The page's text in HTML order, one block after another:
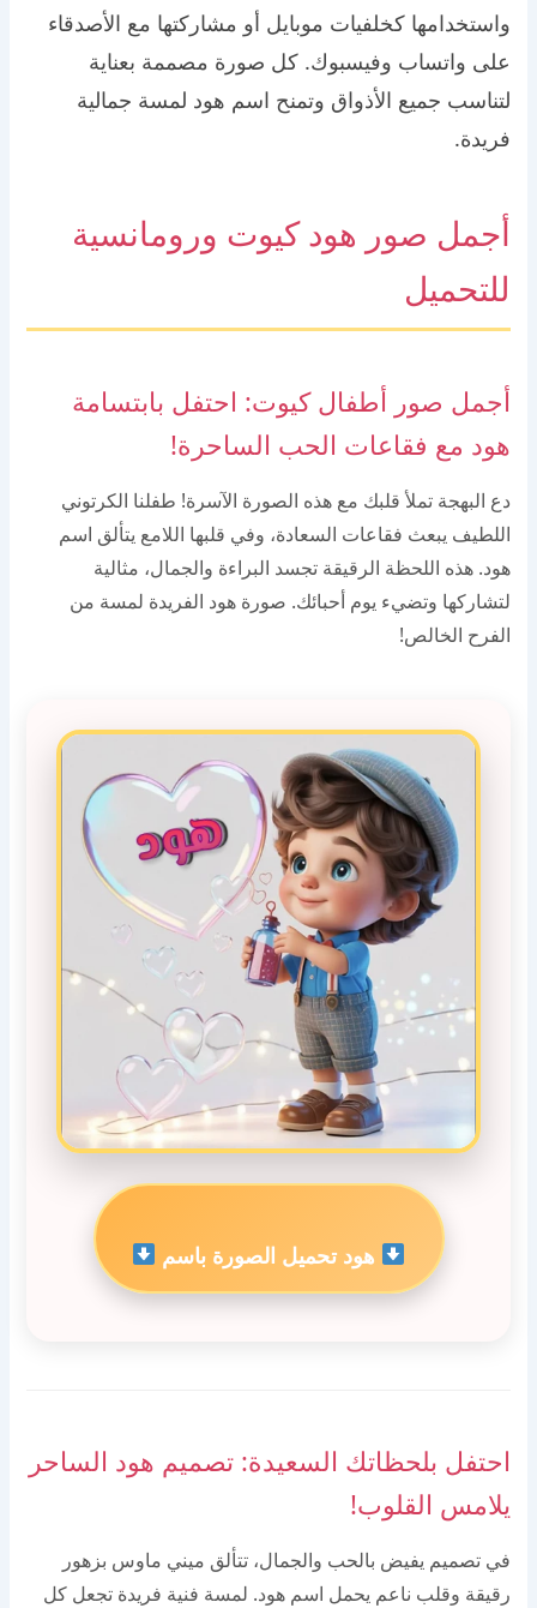
واستخدامها كخلفيات موبايل أو مشاركتها مع الأصدقاء
على واتساب وفيسبوك. كل صورة مصممة بعناية
لتناسب جميع الأذواق وتمنح اسم هود لمسة جمالية
فريدة.
أجمل صور هود كيوت ورومانسية
للتحميل
أجمل صور أطفال كيوت: احتفل بابتسامة
هود مع فقاعات الحب الساحرة!
دع البهجة تملأ قلبك مع هذه الصورة الآسرة! طفلنا الكرتوني
اللطيف يبعث فقاعات السعادة، وفي قلبها اللامع يتألق اسم
هود. هذه اللحظة الرقيقة تجسد البراءة والجمال، مثالية
لتشاركها وتضيء يوم أحبائك. صورة هود الفريدة لمسة من
الفرح الخالص!
هود تحميل الصورة باسم
احتفل بلحظاتك السعيدة: تصميم هود الساحر
يلامس القلوب!
في تصميم يفيض بالحب والجمال، تتألق ميني ماوس بزهور
رقيقة وقلب ناعم يحمل اسم هود. لمسة فنية فريدة تجعل كل